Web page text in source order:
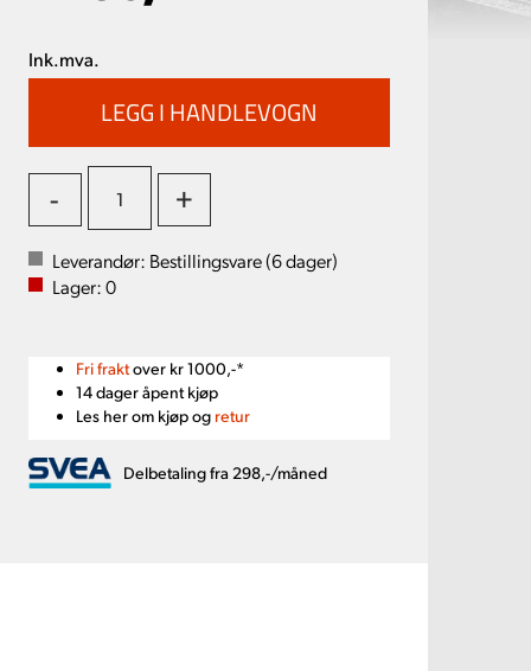
Ink.mva.
- +
Leverandør: Bestillingsvare (6dager)
Lager:0
Fri fraktover kr 1000,-*
14 dager åpent kjøp
Les her om kjøp og retur
Delbetaling fra 298,-/måned